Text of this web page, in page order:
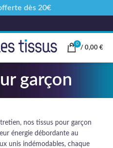
0
/ 0,00 €
garçon
nos tissus pour garçon
énergie débordante au
unis indémodables, chaque
dès 20€